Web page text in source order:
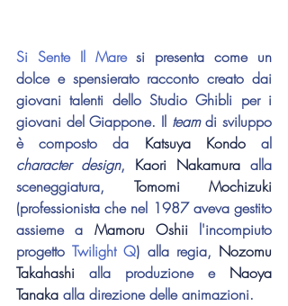
Si Sente Il Mare si presenta come un
dolce e spensierato racconto creato dai
giovani talenti dello Studio Ghibli per i
giovani del Giappone. Il team di sviluppo
è composto da Katsuya Kondo
character design, Kaori Nakamura alla
sceneggiatura, Tomomi Mochizuki
(professionista che nel 1987 aveva gestito
assieme a Mamoru Oshii l'incompiuto
progetto Twilight Q) alla regia, Nozomu
Takahashi alla produzione e Naoya
Tanaka alla direzione delle animazioni.